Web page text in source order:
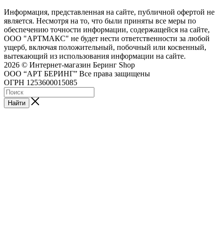
Информация, представленная на сайте, публичной офертой не
является. Несмотря на то, что были приняты все меры по
обеспечению точности информации, содержащейся на сайте,
ООО "АРТМАКС" не будет нести ответственности за любой
ущерб, включая положительный, побочный или косвенный,
вытекающий из использования информации на сайте.
2026 © Интернет-магазин Беринг Shop
ООО “АРТ БЕРИНГ” Все права защищены
ОГРН 1253600015085
Найти